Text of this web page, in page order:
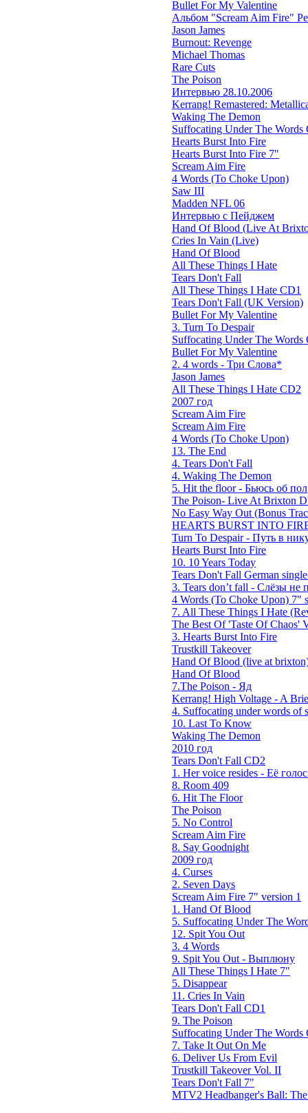
Bullet For My Valentine
Альбом "Scream Aim Fire"
Jason James
Burnout: Revenge
Michael Thomas
Rare Cuts
The Poison
Интервью 28.10.2006
Kerrang! Remastered:
Waking The Demon
Suffocating Under The Words
Hearts Burst Into Fire
Hearts Burst Into Fire 7"
Scream Aim Fire
4 Words (To Choke Upon)
Saw III
Madden NFL 06
Интервью с Пейджем
Hand Of Blood (Live At
Cries In Vain (Live)
Hand Of Blood
All These Things I Hate
Tears Don't Fall
All These Things I Hate CD1
Tears Don't Fall (UK Version)
Bullet For My Valentine
3. Turn To Despair
Suffocating Under The Words
Bullet For My Valentine
2. 4 words - Три Слова*
Jason James
All These Things I Hate CD2
2007 год
Scream Aim Fire
Scream Aim Fire
4 Words (To Choke Upon)
13. The End
4. Tears Don't Fall
4. Waking The Demon
5. Hit the floor - Бьюсь об пол
The Poison- Live At Brixton
No Easy Way Out (Bonus
HEARTS BURST INTO
Turn To Despair - Путь в
Hearts Burst Into Fire
10. 10 Years Today
Tears Don't Fall German
3. Tears don’t fall - Слёзы не
4 Words (To Choke Upon) 7"
7. All These Things I Hate
The Best Of 'Taste Of Chaos'
3. Hearts Burst Into Fire
Trustkill Takeover
Hand Of Blood (live at
Hand Of Blood
7.The Poison - Яд
Kerrang! High Voltage - A
4. Suffocating under words of
10. Last To Know
Waking The Demon
2010 год
Tears Don't Fall CD2
1. Her voice resides - Её
8. Room 409
6. Hit The Floor
The Poison
5. No Control
Scream Aim Fire
8. Say Goodnight
2009 год
4. Curses
2. Seven Days
Scream Aim Fire 7" version 1
1. Hand Of Blood
5. Suffocating Under The
12. Spit You Out
3. 4 Words
9. Spit You Out - Выплюну
All These Things I Hate 7"
5. Disappear
11. Cries In Vain
Tears Don't Fall CD1
9. The Poison
Suffocating Under The Words
7. Take It Out On Me
6. Deliver Us From Evil
Trustkill Takeover Vol. II
Tears Don't Fall 7"
MTV2 Headbanger's Ball: